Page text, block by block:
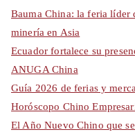
Bauma China: la feria líder
minería en Asia
Ecuador fortalece su
ANUGA China
Guía 2026 de ferias y
Horóscopo Chino
El Año Nuevo Chino que